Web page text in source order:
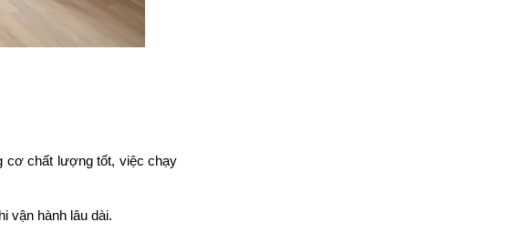
cơ chất lượng tốt, việc chạy
vận hành lâu dài.